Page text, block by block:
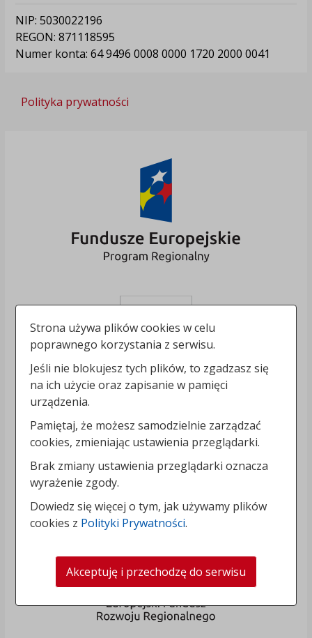
NIP: 5030022196
REGON: 871118595
Numer konta: 64 9496 0008 0000 1720 2000 0041
Polityka prywatności
Strona używa plików cookies w celu
poprawnego korzystania z serwisu.
Jeśli nie blokujesz tych plików, to zgadzasz się
na ich użycie oraz zapisanie w pamięci
urządzenia.
Pamiętaj, że możesz samodzielnie zarządzać
cookies, zmieniając ustawienia przeglądarki.
Brak zmiany ustawienia przeglądarki oznacza
wyrażenie zgody.
Dowiedz się więcej o tym, jak używamy plików
cookies z Polityki Prywatności.
Akceptuję i przechodzę do serwisu